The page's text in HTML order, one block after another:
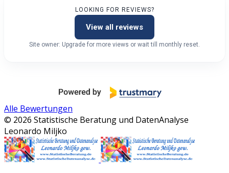
LOOKING FOR REVIEWS?
View all reviews
Site owner: Upgrade for more views or wait till monthly reset.
Alle Bewertungen
© 2026 Statistische Beratung und DatenAnalyse
Leonardo Miljko